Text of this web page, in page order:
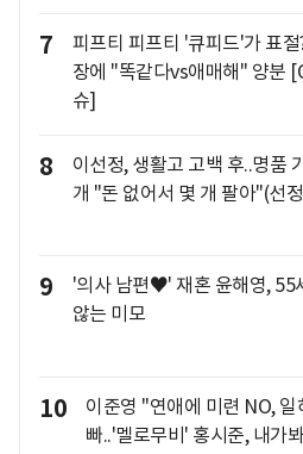
7
피프티 피프티 '큐피드'가 표절
장에 "똑같다vs애매해" 양분
슈]
8
이선정, 생활고 고백 후..명품
개 "돈 없어서 몇 개 팔아"(선
9
'의사 남편♥' 재혼 윤해영, 55
않는 미모
10
이준영 "연애에 미련 NO, 일
빠..'멜로무비' 홍시준, 내가